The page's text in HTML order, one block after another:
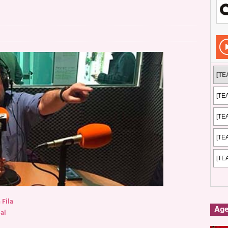
La historia de Nintendo Vol. 2 PUBLICACIONES
Fila